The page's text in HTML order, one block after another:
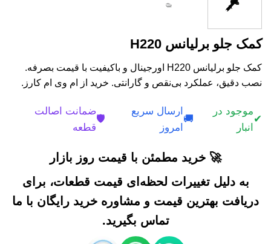
کمک جلو برلیانس H220
کمک جلو برلیانس H220 اورجینال و باکیفیت با قیمت بصرفه.
نصب دقیق، عملکرد بی‌نقص و گارانتی. خرید از ام وی ام کارز.
✔
موجود در
انبار
🚚
ارسال سریع
امروز
🛡️
ضمانت اصالت
قطعه
🚀 خرید مطمئن با قیمت روز بازار
به دلیل تغییرات لحظه‌ای قیمت قطعات، برای
دریافت بهترین قیمت و مشاوره خرید رایگان با ما
تماس بگیرید.